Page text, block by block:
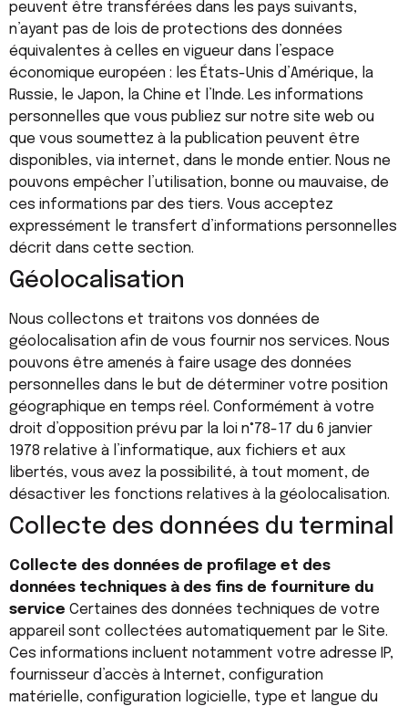
peuvent être transférées dans les pays suivants,
n’ayant pas de lois de protections des données
équivalentes à celles en vigueur dans l’espace
économique européen : les États-Unis d’Amérique, la
Russie, le Japon, la Chine et l’Inde. Les informations
personnelles que vous publiez sur notre site web ou
que vous soumettez à la publication peuvent être
disponibles, via internet, dans le monde entier. Nous ne
pouvons empêcher l’utilisation, bonne ou mauvaise, de
ces informations par des tiers. Vous acceptez
expressément le transfert d’informations personnelles
décrit dans cette section.
Géolocalisation
Nous collectons et traitons vos données de
géolocalisation afin de vous fournir nos services. Nous
pouvons être amenés à faire usage des données
personnelles dans le but de déterminer votre position
géographique en temps réel. Conformément à votre
droit d’opposition prévu par la loi n°78-17 du 6 janvier
1978 relative à l’informatique, aux fichiers et aux
libertés, vous avez la possibilité, à tout moment, de
désactiver les fonctions relatives à la géolocalisation.
Collecte des données du terminal
Collecte des données de profilage et des
données techniques à des fins de fourniture du
service Certaines des données techniques de votre
appareil sont collectées automatiquement par le Site.
Ces informations incluent notamment votre adresse IP,
fournisseur d’accès à Internet, configuration
matérielle, configuration logicielle, type et langue du